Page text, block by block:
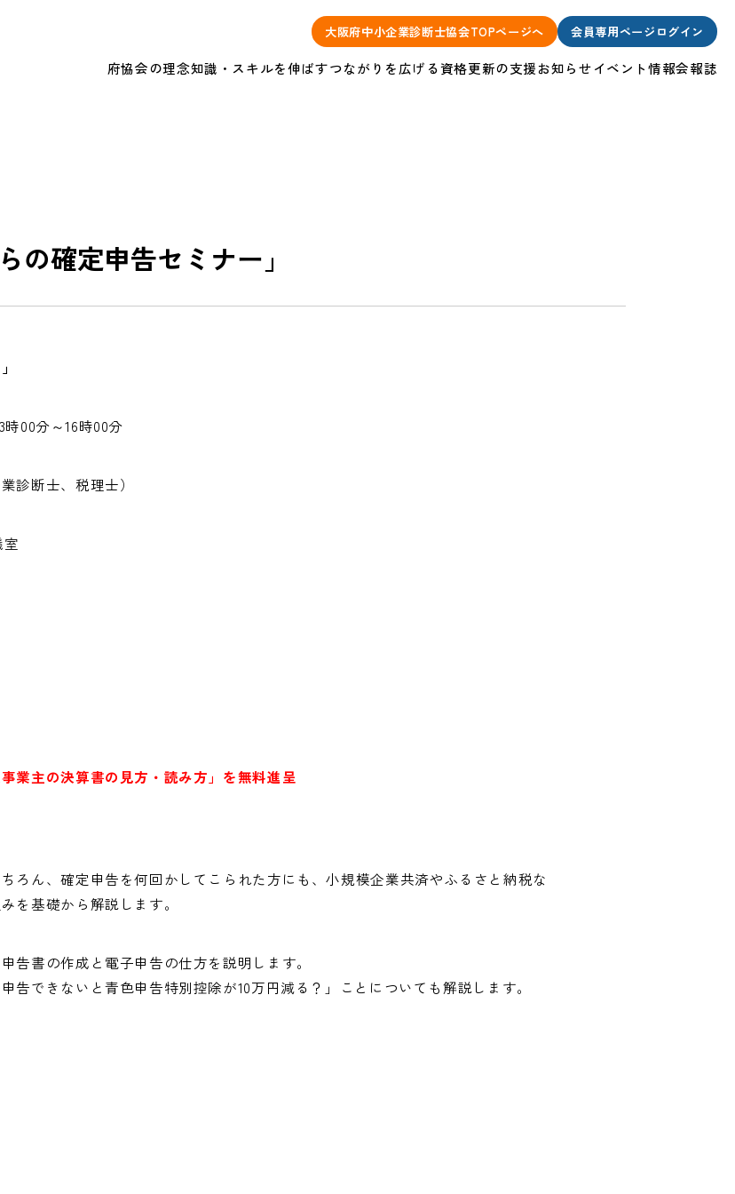
大阪府中小企業診断士協会TOPページへ 会員専用ページログイン
府協会の理念知識・スキルを伸ばすつながりを広げる資格更新の支援お知らせイベント情報会報誌
確定申告セミナー」
00分～16時00分
断士、税理士）
主の決算書の見方・読み方」を無料進呈
ろん、確定申告を何回かしてこられた方にも、小規模企業共済やふるさと納税な
を基礎から解説します。
告書の作成と電子申告の仕方を説明します。
告できないと青色申告特別控除が10万円減る？」ことについても解説します。